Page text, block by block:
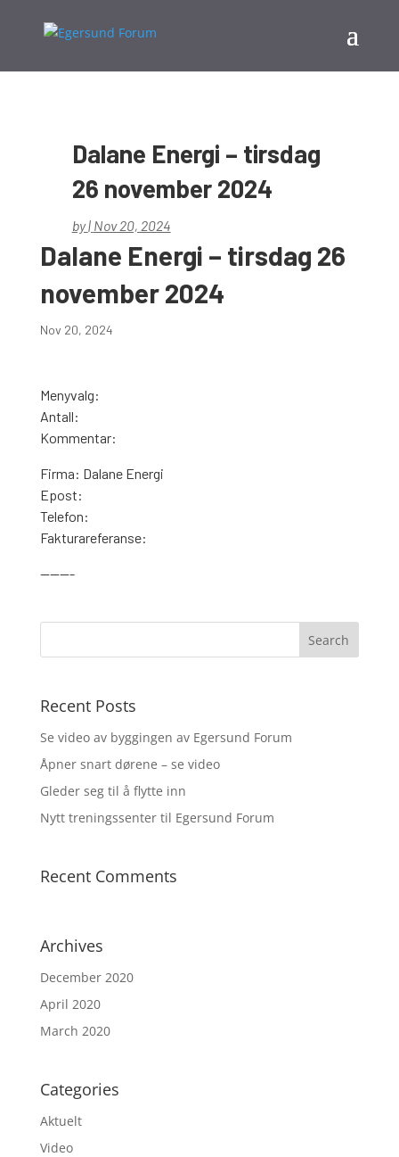
Dalane Energi – tirsdag
26 november 2024
by| Nov 20, 2024
Dalane Energi – tirsdag 26
november 2024
Nov 20, 2024
Menyvalg:
Antall:
Kommentar:
Firma: Dalane Energi
Epost:
Telefon:
Fakturareferanse:
———-
Recent Posts
Se video av byggingen av Egersund Forum
Åpner snart dørene – se video
Gleder seg til å flytte inn
Nytt treningssenter til Egersund Forum
Recent Comments
Archives
December 2020
April 2020
March 2020
Categories
Aktuelt
Video